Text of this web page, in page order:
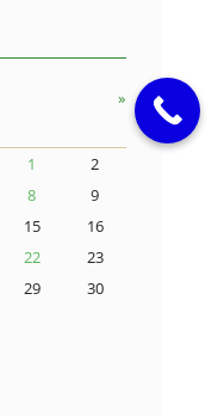
»
1
2
8
9
15
16
22
23
29
30